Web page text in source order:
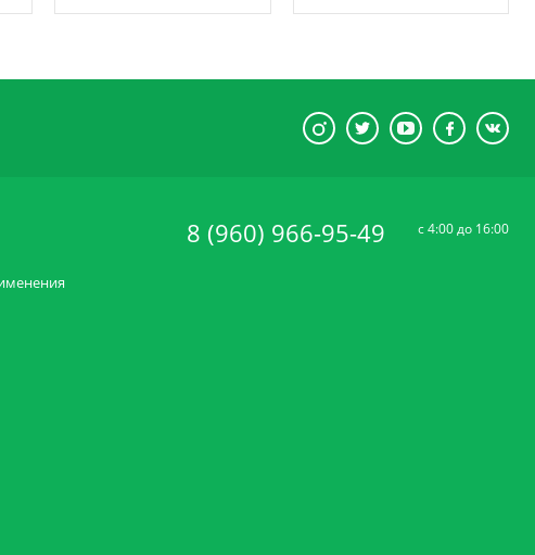
8 (960) 966-95-49 c 4:00 до 16:00